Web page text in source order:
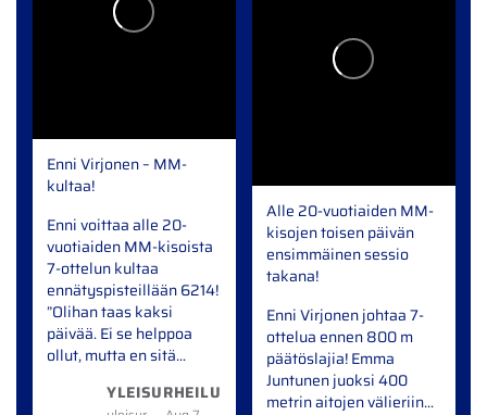
️Enni Virjonen – MM-
kultaa!️
Enni voittaa alle 20-
vuotiaiden MM-kisoista
7-ottelun kultaa
ennätyspisteillään 6214!
”Olihan taas kaksi
päivää. Ei se helppoa
ollut, mutta en sitä...
YLEISURHEILU
Alle 20-vuotiaiden MM-
kisojen toisen päivän
ensimmäinen sessio
takana!
Enni Virjonen johtaa 7-
ottelua ennen 800 m
päätöslajia!Emma
Juntunen juoksi 400
metrin aitojen välieriin...